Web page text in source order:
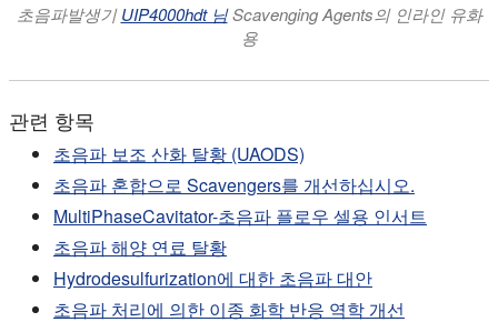
초음파발생기UIP4000hdt 님Scavenging Agents의 인라인 유화
용
관련 항목
초음파 보조 산화 탈황 (UAODS)
초음파 혼합으로 Scavengers를 개선하십시오.
MultiPhaseCavitator-초음파 플로우 셀용 인서트
초음파 해양 연료 탈황
Hydrodesulfurization에 대한 초음파 대안
초음파 처리에 의한 이종 화학 반응 역학 개선